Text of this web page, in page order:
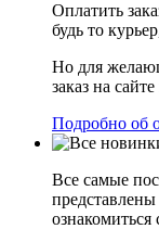
Оплатить
будь то
Но для
заказ на
Подробно об
Все самые
ознакомиться